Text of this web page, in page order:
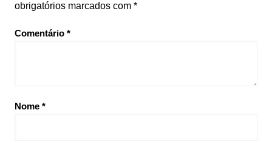
obrigatórios marcados com *
Comentário *
Nome *